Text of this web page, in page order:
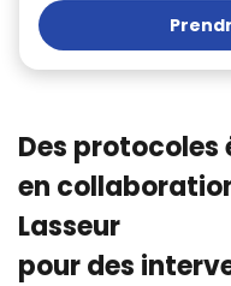
Des protocoles
en
Lasseur
pour des